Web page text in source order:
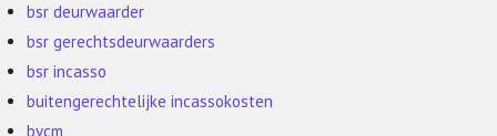
bsr deurwaarder
bsr gerechtsdeurwaarders
bsr incasso
buitengerechtelijke incassokosten
bvcm